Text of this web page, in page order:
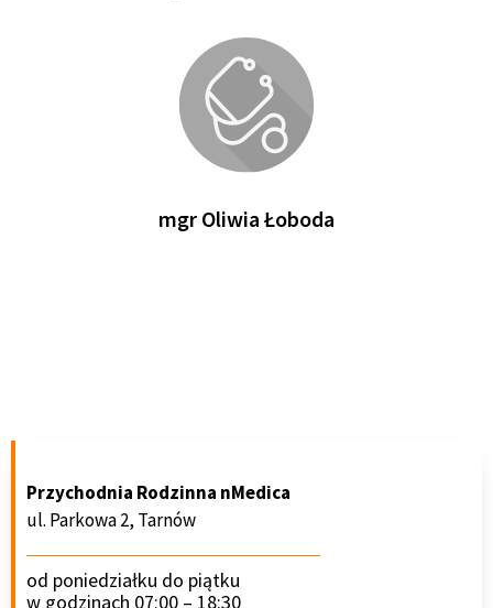
mgr Oliwia Łoboda
Przychodnia Rodzinna nMedica
ul. Parkowa 2, Tarnów
od poniedziałku do piątku
w godzinach 07:00 – 18:30